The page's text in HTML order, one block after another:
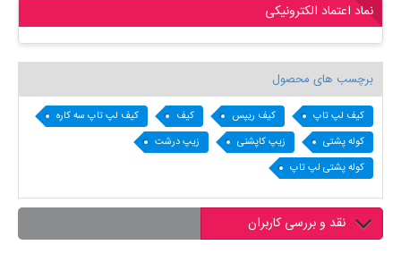
نماد اعتماد الکترونیکی
برچسب های محصول
کیف لپ تاپ کیف ریپس کیف
کیف لپ تاپ سه کاره
کوله پشتی
زیپ کاپشنی
زیپ درشت
کوله پشتی لپ تاپ
نقد و بررسی کاربران